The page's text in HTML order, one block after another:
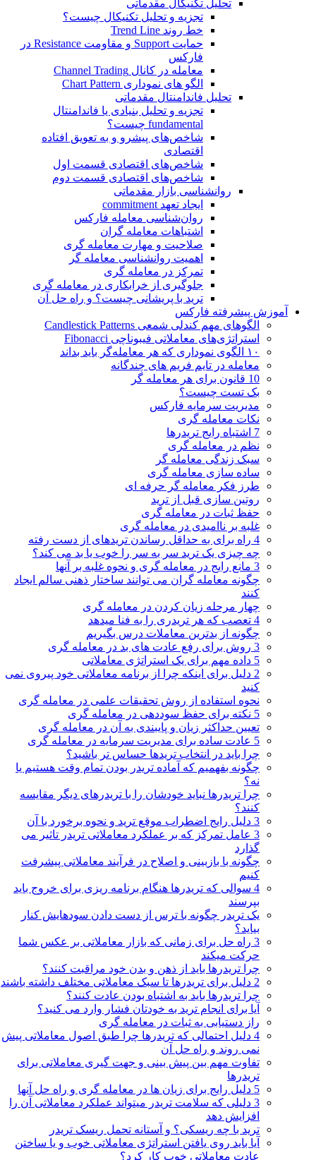
تحلیل تکنیکال مقدماتی
تجزیه و تحلیل تکنیکال چیست؟
خط روند Trend Line
حمایت Support و مقاومت Resistance در
فارکس
معامله در کانال Channel Trading
الگو های نموداری Chart Pattern
تحلیل فاندامنتال مقدماتی
تجزیه و تحلیل بنیادی یا فاندامنتال
fundamental چیست؟
شاخص‌های پیشرو و به تعویق افتاده
اقتصادی
شاخص‌های اقتصادی قسمت اول
شاخص‌های اقتصادی قسمت دوم
روانشناسی بازار مقدماتی
ایجاد تعهد commitment
روان‌شناسی معامله فارکس
اشتباهات معامله گران
صلاحیت و مهارت معامله گری
اهمیت روانشناسی معامله گر
تمرکز در معامله گری
جلوگیری از خرابکاری در معامله گری
ترید با پریشانی چیست؟ و راه حل آن
آموزش پیشرفته فارکس
الگوهای مهم کندلی شمعی Candlestick Patterns
استراتژی‌های معاملاتی فیبوناچی Fibonacci
۱۰ الگوی نموداری که هر معامله‌گر باید بداند
معامله در تایم فریم های چندگانه
10 قانون برای هر معامله گر
بک تست چیست؟
مدیریت سرمایه فارکس
نکات معامله گری
7 اشتباه رایج تریدرها
نظم در معامله گری
سبک زندگی معامله گر
ساده سازی معامله گری
طرز فکر معامله گر حرفه ای
روتین سازی قبل از ترید
حفظ ثبات در معامله گری
غلبه بر ناامیدی در معامله گری
4 راه برای به حداقل رساندن تریدهای از دست رفته
چه چیزی یک ترید سر به سر را خوب یا بد می کند؟
3 مانع رایج در معامله گری و نحوه غلبه بر آنها
چگونه معامله گران می توانند ساختار ذهنی سالم ایجاد
کنند
چهار مرحله زیان کردن در معامله گری
4 تعصب که هر تریدری را به فنا میدهد
چگونه از بدترین معاملات درس بگیریم
3 روش برای رفع عادت های بد در معامله گری
5 داده مهم برای یک استراتژی معاملاتی
2 دلیل برای اینکه چرا از برنامه معاملاتی خود پیروی نمی
کنید
نحوه استفاده از روش تحقیقات علمی در معامله گری
5 نکته برای حفظ سوددهی در معامله گری
تعیین حداکثر زیان و پایبندی به آن در معامله گری
5 عادت ساده برای مدیریت سرمایه در معامله گری
چرا باید در انتخاب تریدها حساس تر باشید؟
چگونه بفهمیم که آماده تریدر بودن تمام وقت هستیم یا
نه؟
چرا تریدرها نباید خودشان را با تریدرهای دیگر مقایسه
کنند؟
3 دلیل رایج اضطراب موقع ترید و نحوه برخورد با آن
3 عامل تمرکز که بر عملکرد معاملاتی تریدر تاثیر می
گذارد
چگونه با بازبینی و اصلاح در فرآیند معاملاتی پیشرفت
کنیم
4 سوالی که تریدرها هنگام برنامه ریزی برای خروج باید
بپرسند
یک تریدر چگونه با ترس از دست دادن سودهایش کنار
بیاید؟
3 راه حل برای زمانی که بازار معاملاتی بر عکس شما
حرکت میکند
چرا تریدرها باید از ذهن و بدن خود مراقبت کنند؟
2 دلیل برای تریدرها تا سبک معاملاتی مختلف داشته باشند
چرا تریدرها باید به اشتباه بودن عادت کنند؟
آیا برای انجام ترید به خودتان فشار وارد می کنید؟
راز دستیابی به ثبات در معامله گری
4 دلیل احتمالی که تریدرها چرا طبق اصول معاملاتی پیش
نمی روند و راه حل آن
تفاوت مهم بین پیش بینی و جهت گیری معاملاتی برای
تریدرها
5 دلیل رایج برای زیان ها در معامله گری و راه حل آنها
3 دلیلی که سلامت تریدر میتواند عملکرد معاملاتی آن را
افزایش دهد
ترید با چه ریسکی؟ و آستانه تحمل ریسک تریدر
آیا باید روی یافتن استراتژی معاملاتی خوب و یا ساختن
عادت معاملاتی خوب کار کرد؟